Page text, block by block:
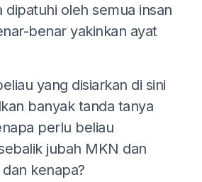
oleh semua insan
benar yakinkan ayat
yang disiarkan di sini
banyak tanda tanya
perlu beliau
jubah MKN dan
kenapa?